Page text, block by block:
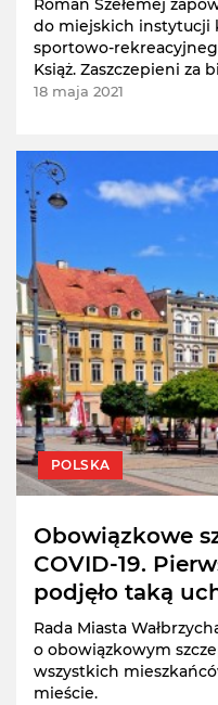
do miejskich instytucji
sportowo-
Książ. Zaszczepieni za
18 maja 2021
POLSKA
Obowiązkowe
COVID-19.
podjęło taką
Rada Miasta
o obowiązkowym
wszystkich
mieście.